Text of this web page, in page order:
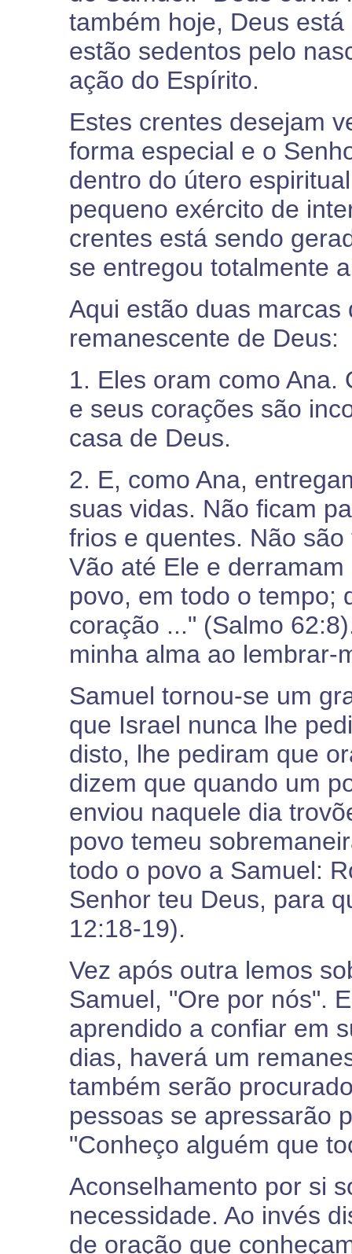
também hoje, Deus
estão sedentos pelo
ação do Espírito.
Estes crentes desejam
forma especial e o
dentro do útero
pequeno exército de
crentes está sendo
se entregou totalmente
Aqui estão duas
remanescente de Deus:
1. Eles oram como Ana.
e seus corações são
casa de Deus.
2. E, como Ana,
suas vidas. Não ficam
frios e quentes. Não
Vão até Ele e
povo, em todo o tempo;
coração ..." (Salmo
minha alma ao lembrar-
Samuel tornou-se um
que Israel nunca lhe
disto, lhe pediram que
dizem que quando um
enviou naquele dia
povo temeu
todo o povo a Samuel:
Senhor teu Deus, para
12:18-19).
Vez após outra lemos
Samuel, "Ore por nós".
aprendido a confiar em
dias, haverá um
também serão
pessoas se apressarão
"Conheço alguém que
Aconselhamento por si
necessidade. Ao invés
de oração que